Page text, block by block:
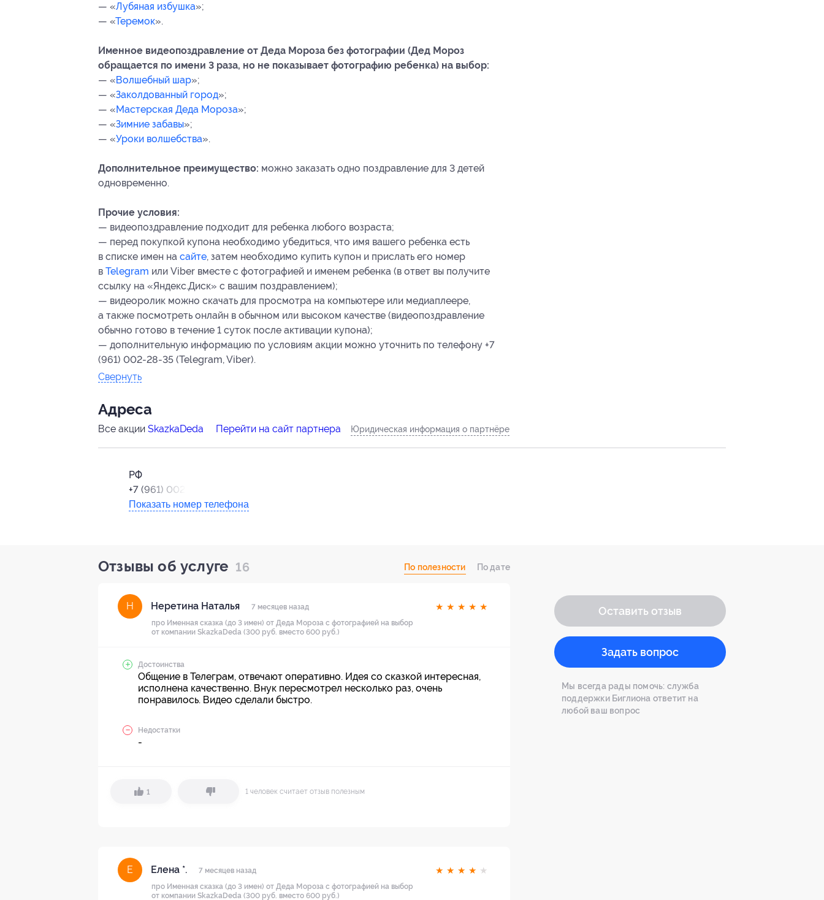
— «Лубяная избушка»;
— «Теремок».
Именное видеопоздравление от Деда Мороза без фотографии (Дед Мороз
обращается по имени 3 раза, но не показывает фотографию ребенка) на выбор:
— «Волшебный шар»;
— «Заколдованный город»;
— «Мастерская Деда Мороза»;
— «Зимние забавы»;
— «Уроки волшебства».
Дополнительное преимущество: можно заказать одно поздравление для 3 детей
одновременно.
Прочие условия:
— видеопоздравление подходит для ребенка любого возраста;
— перед покупкой купона необходимо убедиться, что имя вашего ребенка есть
в списке имен на сайте, затем необходимо купить купон и прислать его номер
в Telegram или Viber вместе с фотографией и именем ребенка (в ответ вы получите
ссылку на «Яндекс.Диск» с вашим поздравлением);
— видеоролик можно скачать для просмотра на компьютере или медиаплеере,
а также посмотреть онлайн в обычном или высоком качестве (видеопоздравление
обычно готово в течение 1 суток после активации купона);
— дополнительную информацию по условиям акции можно уточнить по телефону +7
(961) 002-28-35 (Telegram, Viber).
Свернуть
Адресa
Все акции SkazkaDeda Перейти на сайт партнера Юридическая информация о партнёре
РФ
+7 (961) 002-28-35
Показать номер телефона
Отзывы об услуге 16 По полезности По дате
Н Неретина Наталья 7 месяцев назад ★ ★ ★ ★ ★
про Именная сказка (до 3 имен) от Деда Мороза с фотографией на выбор
от компании SkazkaDeda (300 руб. вместо 600 руб.)
Достоинства
Общение в Телеграм, отвечают оперативно. Идея со сказкой интересная,
исполнена качественно. Внук пересмотрел несколько раз, очень
понравилось. Видео сделали быстро.
Недостатки
-
1 1 человек считает отзыв полезным
Е Елена *. 7 месяцев назад ★ ★ ★ ★ ★
про Именная сказка (до 3 имен) от Деда Мороза с фотографией на выбор
от компании SkazkaDeda (300 руб. вместо 600 руб.)
Оставить отзыв
Задать вопрос
Мы всегда рады помочь: служба
поддержки Биглиона ответит на
любой ваш вопрос